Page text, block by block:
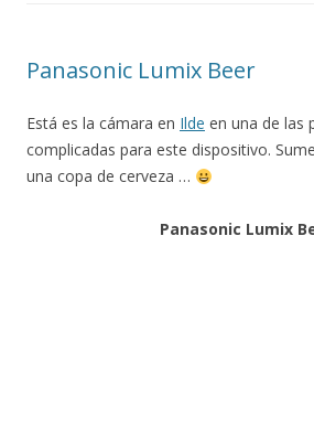
Panasonic Lumix Beer
Está es la cámara en Ilde en una de las
complicadas para este dispositivo.
una copa de cerveza …
Panasonic Lumix